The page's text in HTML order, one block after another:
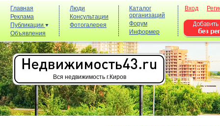
Главная
Реклама
Публикации
Объявления
Люди
Консультации
Фотогалерея
Каталог
организаций
Форум
Информер
Вход
Вся недвижимость г.Киров